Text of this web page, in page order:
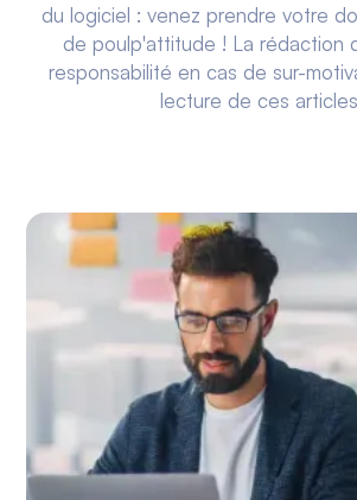
du logiciel : venez prendre votre
de poulp'attitude ! La rédaction
responsabilité en cas de sur-
lecture de ces